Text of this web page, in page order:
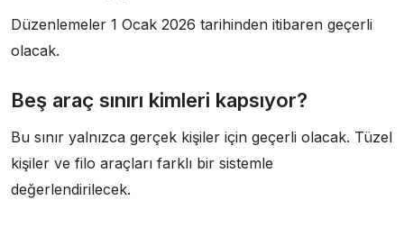
Düzenlemeler 1 Ocak 2026 tarihinden itibaren geçerli
olacak.
Beş araç sınırı kimleri kapsıyor?
Bu sınır yalnızca gerçek kişiler için geçerli olacak. Tüzel
kişiler ve filo araçları farklı bir sistemle
değerlendirilecek.